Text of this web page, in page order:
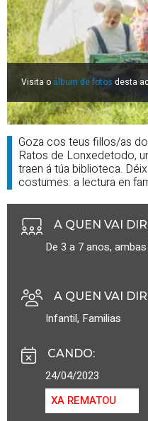
Visita o álbum de fotos desta
Goza cos teus fillos/as
Ratos de Lonxedetodo,
traen á túa biblioteca.
costumes: a lectura en
A QUEN VAI
De 3 a 7 anos,
A QUEN VAI
Infantil, Familias
CANDO:
24/04/2023
XA REMATOU